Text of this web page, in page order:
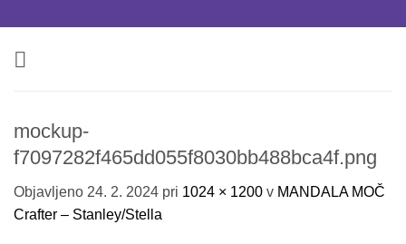
vsebino
mockup-
f7097282f465dd055f8030bb488bca4f.png
Objavljeno 24. 2. 2024 pri 1024 × 1200 v MANDALA MOČ
Crafter – Stanley/Stella